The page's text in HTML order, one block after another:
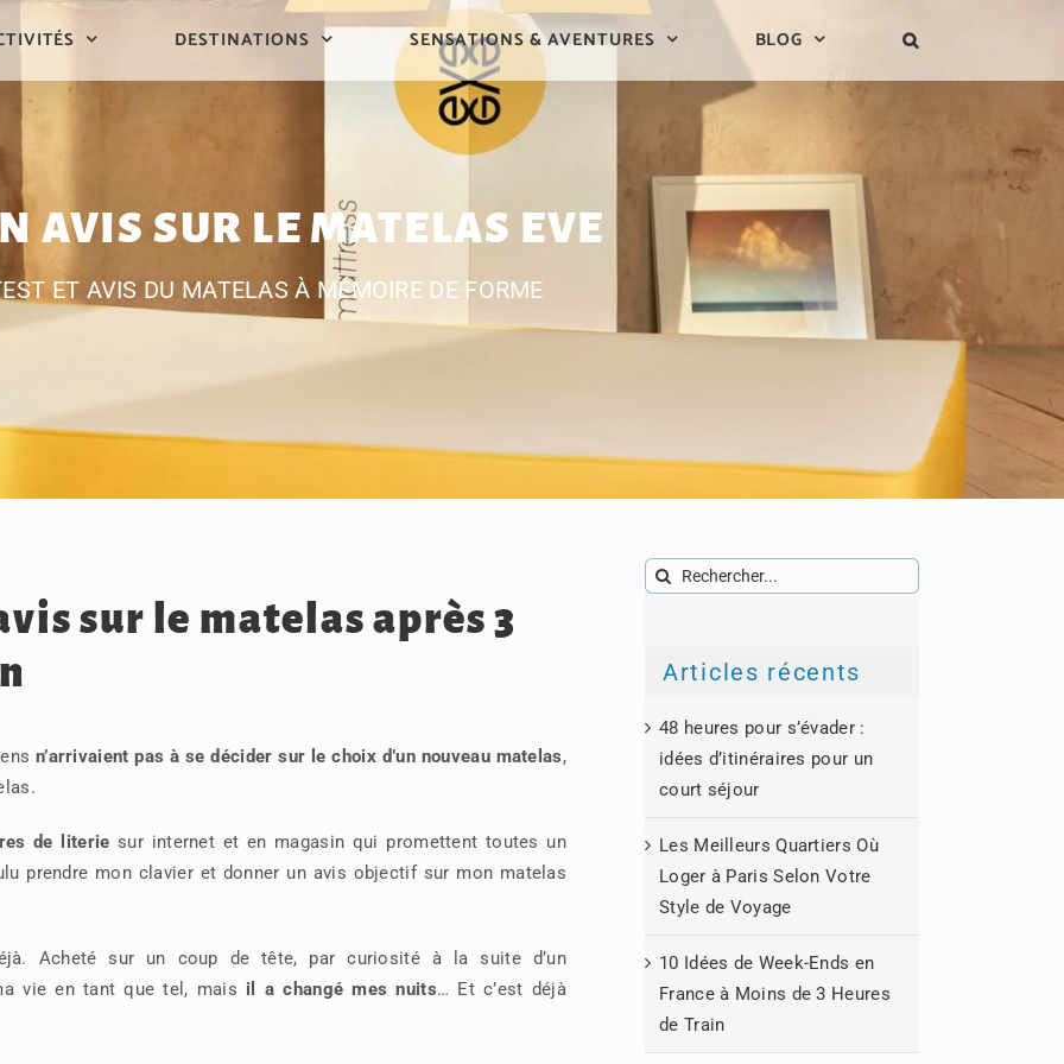
DESTINATIONS SENSATIONS & AVENTURES BLOG
AVIS SUR LE MATELAS EVE
ET AVIS DU MATELAS À MÉMOIRE DE FORME
sur le matelas après 3
n’arrivaient pas à se décider sur le choix d’un nouveau matelas,
de literie sur internet et en magasin qui promettent toutes un
prendre mon clavier et donner un avis objectif sur mon matelas
Acheté sur un coup de tête, par curiosité à la suite d’un
vie en tant que tel, mais il a changé mes nuits… Et c’est déjà
Rechercher:
Articles récents
48 heures pour s’évader :
idées d’itinéraires pour un
court séjour
Les Meilleurs Quartiers Où
Loger à Paris Selon Votre
Style de Voyage
10 Idées de Week-Ends en
France à Moins de 3 Heures
de Train